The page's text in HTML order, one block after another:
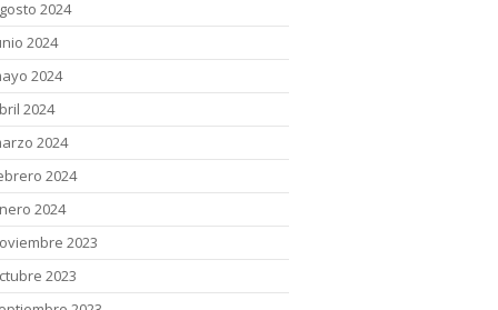
2024
2024
2024
2024
2024
2024
2024
2023
2023